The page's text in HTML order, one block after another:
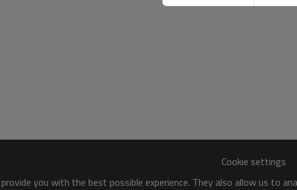
Cookie settings
you with the best possible experience. They also allow us to